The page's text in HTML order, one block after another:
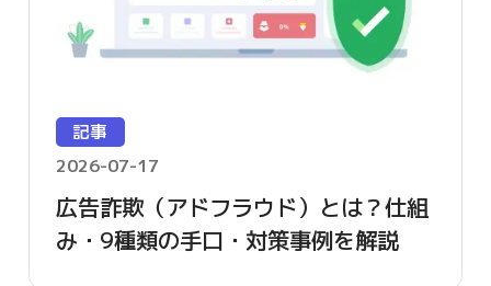
記事
2026-07-17
広告詐欺（アドフラウド）とは？仕組
み・9種類の手口・対策事例を解説